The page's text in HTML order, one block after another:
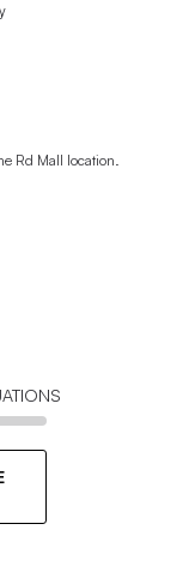
Rd Mall location.